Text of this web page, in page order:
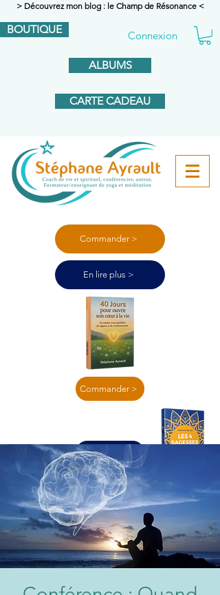
> Découvrez mon blog : le Champ de Résonance <
BOUTIQUE Connexion
ALBUMS
CARTE CADEAU
Commander >
En lire plus >
Commander >
En lire plus >